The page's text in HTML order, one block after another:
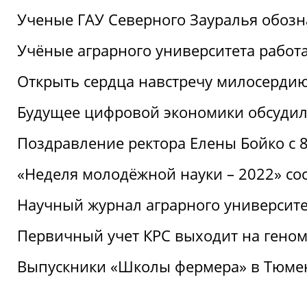
Ученые ГАУ Северного Зауралья
Учёные аграрного университета
Открыть сердца навстречу
Будущее цифровой экономики
Поздравление ректора Елены Бойко с
«Неделя молодёжной науки – 2022»
Научный журнал аграрного
Первичный учет КРС выходит на
Выпускники «Школы фермера» в